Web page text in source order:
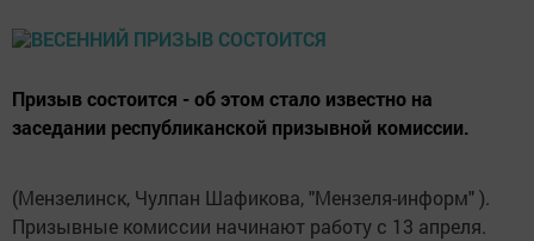
Призыв состоится - об этом стало известно на
заседании республиканской призывной комиссии.
(Мензелинск, Чулпан Шафикова, "Мензеля-информ" ).
Призывные комиссии начинают работу с 13 апреля.